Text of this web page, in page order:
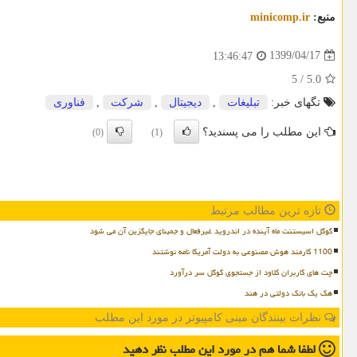
منبع: minicomp.ir
1399/04/17
13:46:47
5.0
/
5
تگهای خبر:
تبلیغات , دیجیتال , شركت , فناوری
این مطلب را می پسندید؟ (1)
(0)
تازه ترین مطالب مرتبط
گوگل اسیستنت ماه آینده در اندروید غیرفعال و جمینای جایگزین آن می شود
1100 کارمند هوش مصنوعی به دولت آمریکا نامه نوشتند
چت های کاربران کلاود از جستجوی گوگل سر درآورد
هک یک بانک دولتی در هند
نظرات بینندگان مینی کامپیوتر در مورد این مطلب
لطفا شما همدر مورد این مطلبنظر دهید